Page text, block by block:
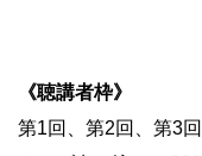
《聴講者枠》
第1回、第2回、第3回